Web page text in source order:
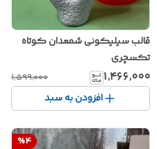
قالب سیلیکونی شمعدان کوتاه
تکسچری
۱٬۴۶۶٬۰۰۰ ۱٬۵۹۹٬۰۰۰
افزودن به سبد
%4